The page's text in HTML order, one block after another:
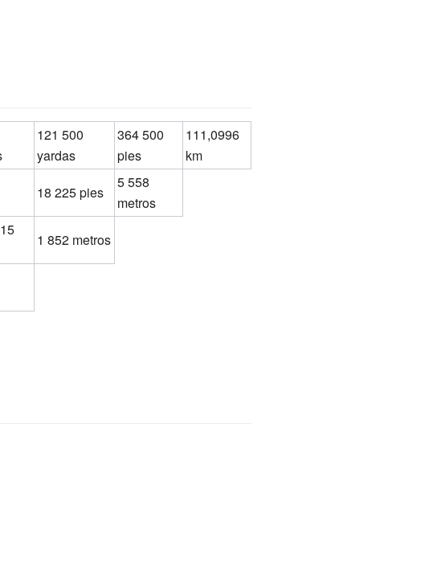
121 500
yardas
364 500
pies
111,0996
km
18 225 pies
5 558
metros
1 852 metros